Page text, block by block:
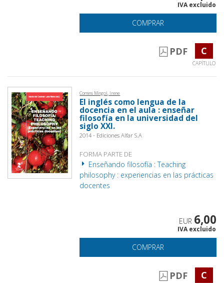
IVA excluido
COMPRAR
PDF C
CAPÍTULO
Comins Mingol, Irene
El inglés como lengua de la
docencia en el aula : enseñar
filosofía en la universidad del
siglo XXI.
2014 - Ediciones Alfar S.A
FORMA PARTE DE
Enseñando filosofía : Teaching
philosophy : experiencias en las prácticas
docentes
EUR 6,00
IVA excluido
COMPRAR
PDF C